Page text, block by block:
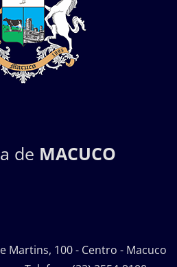
de MACUCO
Martins, 100 - Centro - Macuco